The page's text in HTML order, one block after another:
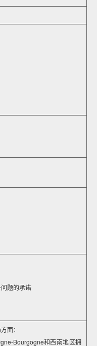
题的承诺
面：
Bourgogne和西南地区拥